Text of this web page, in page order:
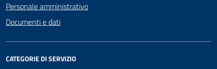
Personale amministrativo
Documenti e dati
CATEGORIE DI SERVIZIO